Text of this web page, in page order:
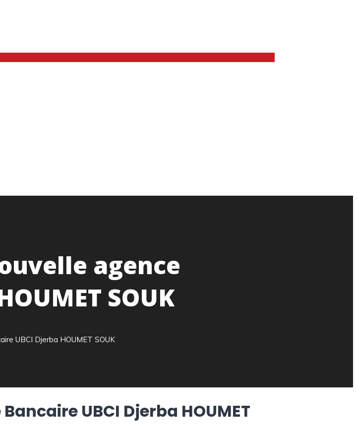
agence
SOUK
UBCI Djerba HOUMET SOUK
UBCI Djerba HOUMET